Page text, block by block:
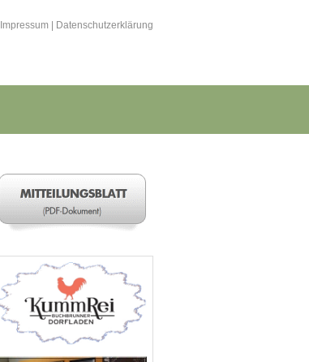
Impressum Datenschutzerklärung